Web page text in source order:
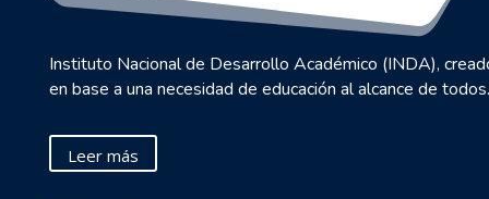
Instituto Nacional de Desarrollo Académico (INDA),
en base a una necesidad de educación al alcance de todos.
Leer más